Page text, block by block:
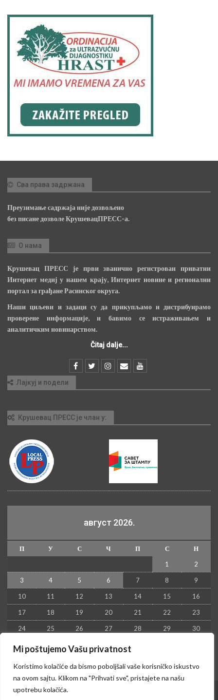
Mi poštujemo Vašu privatnost
Koristimo kolačiće da bismo poboljšali vaše korisničko iskustvo
na ovom sajtu. Klikom na "Prihvati sve", pristajete na našu
upotrebu kolačića.
Сва права задржана
Преузимање садржаја није дозвољено
без писане дозволе КрушевацПРЕСС-а.
О нама
Крушевац ПРЕСС је први званично регистрован приватни
Интернет медиј у нашем крају, Интернет новине и регионални
портал за грађане Расинског округа.
Наши циљеви и задаци су да прикупљамо и дистрибуирамо
проверене информације, и бавимо се истраживањем и
аналитичким новинарством.
Čitaj dalje...
Лајкуј и подели
Крушевац ПРЕСС је члан у:
август 2026.
П У С Ч П С
Н
1
2
3 4 5 6 7 8 9
10 11 12 13 14 15 16
17 18 19 20 21 22 23
24 25 26 27 28 29 30
31